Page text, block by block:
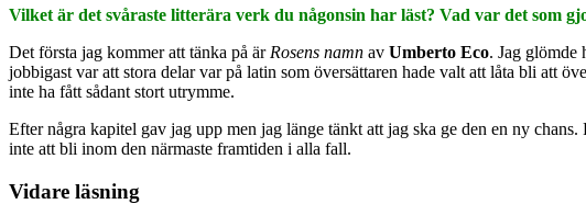
Vilket är det svåraste litterära verk du någonsin har läst? Vad var det som
Det första jag kommer att tänka på är Rosens namn av Umberto Eco. Jag glömde
jobbigast var att stora delar var på latin som översättaren hade valt att låta bli att
inte ha fått sådant stort utrymme.
Efter några kapitel gav jag upp men jag länge tänkt att jag ska ge den en ny
inte att bli inom den närmaste framtiden i alla fall.
Vidare läsning